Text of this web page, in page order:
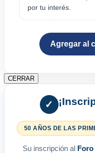
por tu interés.
Agregar al
CERRAR
✓
50 AÑOS DE LAS
Su inscripción al